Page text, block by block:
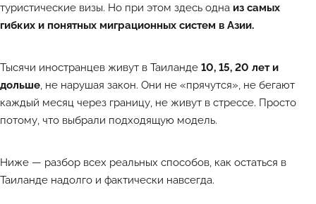
туристические визы. Но при этом здесь одна из самых
гибких и понятных миграционных систем в Азии.
Тысячи иностранцев живут в Таиланде 10, 15, 20 лет и
дольше, не нарушая закон. Они не «прячутся», не бегают
каждый месяц через границу, не живут в стрессе. Просто
потому, что выбрали подходящую модель.
Ниже — разбор всех реальных способов, как остаться в
Таиланде надолго и фактически навсегда.